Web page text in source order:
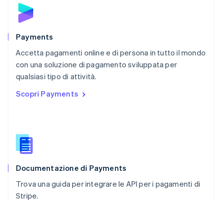
Payments
Accetta pagamenti online e di persona in tutto il mondo
con una soluzione di pagamento sviluppata per
qualsiasi tipo di attività.
Scopri Payments
Documentazione di Payments
Trova una guida per integrare le API per i pagamenti di
Stripe.
Polonia
English
Português
English简体中文
Regno Unito
English
English
English
Slovacchia
Slovenia
Spagna
Español